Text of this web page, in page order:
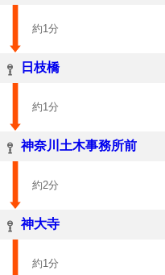
約1分
日枝橋
約1分
神奈川土木事務所前
約2分
神大寺
約1分